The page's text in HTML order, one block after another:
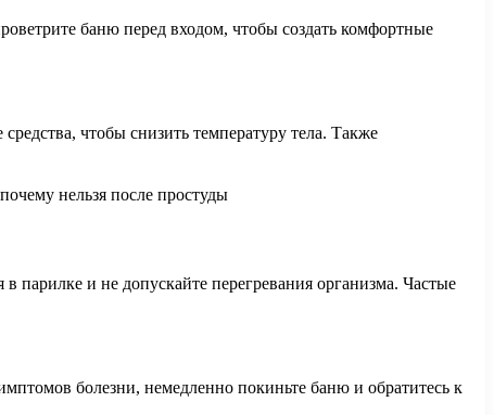
баню перед входом, чтобы создать комфортные
чтобы снизить температуру тела. Также
и не допускайте перегревания организма. Частые
болезни, немедленно покиньте баню и обратитесь к